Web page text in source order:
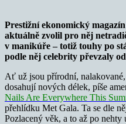
Prestižní ekonomický
aktuálně zvolil pro něj
v manikúře – totiž touhy po
podle něj celebrity převzaly
Ať už jsou přírodní,
dosahují nových délek, píše
Nails Are Everywhere This
přehlídku Met Gala. Ta se dle
Pozlacený věk, a to až po nehty